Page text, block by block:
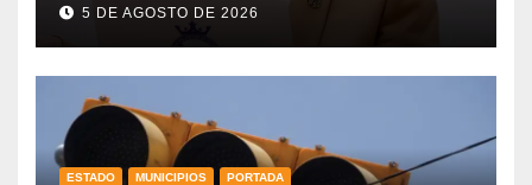
del país, según CE Research
5 DE AGOSTO DE 2026
ESTADO MUNICIPIOS PORTADA